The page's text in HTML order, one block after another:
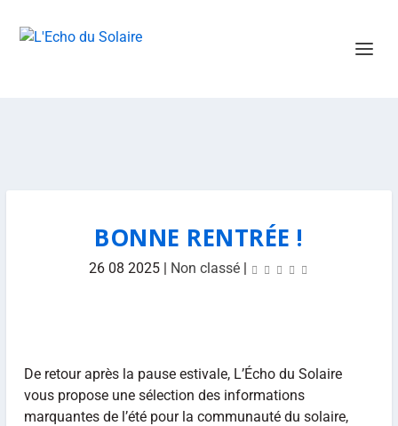
BONNE RENTRÉE !
26 08 2025| Non classé|
De retour après la pause estivale, L’Écho du Solaire
vous propose une sélection des informations
marquantes de l’été pour la communauté du solaire,